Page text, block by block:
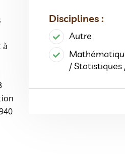
à
Disciplines :
Autre
/ Statistiques